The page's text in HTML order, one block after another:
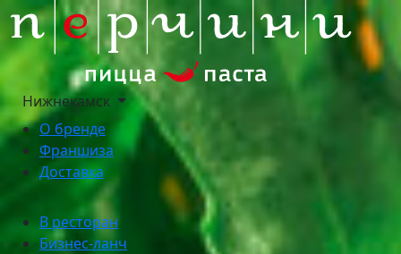
Нижнекамск
О бренде
Франшиза
Доставка
В ресторан
Бизнес-ланч